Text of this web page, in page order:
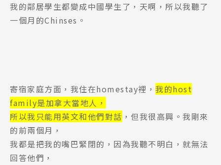
熱門搜尋：
護理 加拿大RO 任意門 遊學團
教育學區
Pathway
Program 課程選擇
我的鄰居學生都變成中國學生了，天啊，所以我聽了
一個月的Chinses。
寄宿家庭方面，我住在homestay裡， 我的host
family是加拿大當地人，
所以我只能用英文和他們對話 ，但我很高興。我剛來
的前兩個月，
我都是把我的嘴巴緊閉的，因為我聽不明白，就無法
回答他們，